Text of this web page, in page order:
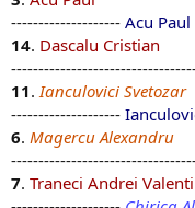
-------------------- Acu Paul
14. Dascalu Cristian
11. Ianculovici Svetozar
--------------------
6. Magercu Alexandru
7. Traneci Andrei